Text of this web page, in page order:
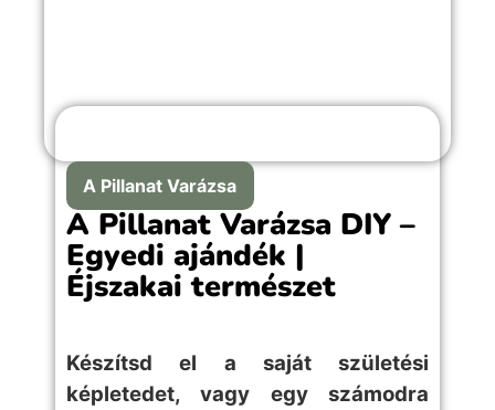
A Pillanat Varázsa
A Pillanat Varázsa DIY –
Egyedi ajándék |
Éjszakai természet
Készítsd el a saját születési
képletedet, vagy egy számodra